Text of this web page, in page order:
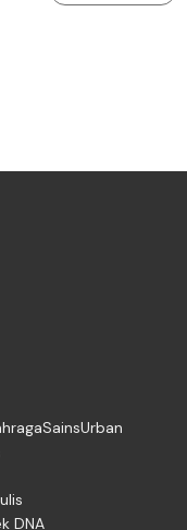
SainsUrban
DNA